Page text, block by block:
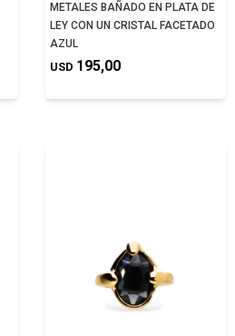
METALES BAÑADO EN PLATA DE
LEY CON UN CRISTAL FACETADO
AZUL
USD 195,00